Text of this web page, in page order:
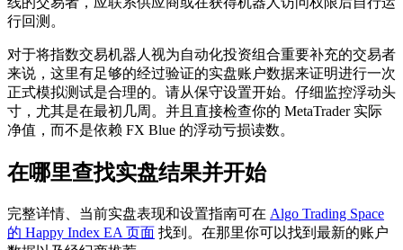
行回测。
对于将指数交易机器人视为自动化投资组合重要补充的交易者
来说，这里有足够的经过验证的实盘账户数据来证明进行一次
正式模拟测试是合理的。请从保守设置开始。仔细监控浮动头
寸，尤其是在最初几周。并且直接检查你的 MetaTrader 实际
净值，而不是依赖 FX Blue 的浮动亏损读数。
在哪里查找实盘结果并开始
完整详情、当前实盘表现和设置指南可在 Algo Trading Space
的 Happy Index EA 页面 找到。在那里你可以找到最新的账户